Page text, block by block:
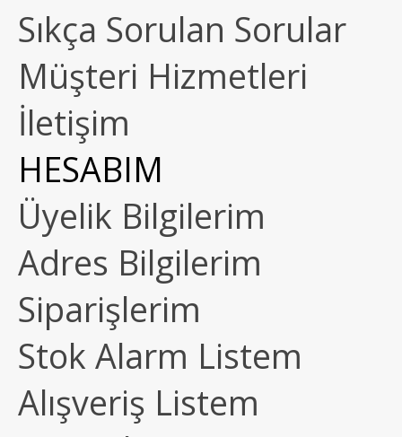
Sıkça Sorulan Sorular
Müşteri Hizmetleri
İletişim
HESABIM
Üyelik Bilgilerim
Adres Bilgilerim
Siparişlerim
Stok Alarm Listem
Alışveriş Listem